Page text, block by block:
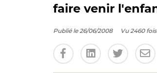
faire venir
Publié le 26/06/2008 Vu 2460 fois